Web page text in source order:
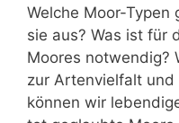
Welche Moor-
sie aus? Was ist für
Moores notwendig?
zur Artenvielfalt und
können wir